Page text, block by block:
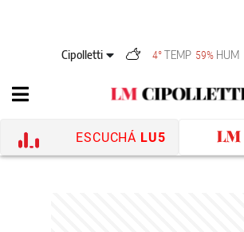
Cipolletti 4° TEMP 59% HUM
ESCUCHÁ LU5